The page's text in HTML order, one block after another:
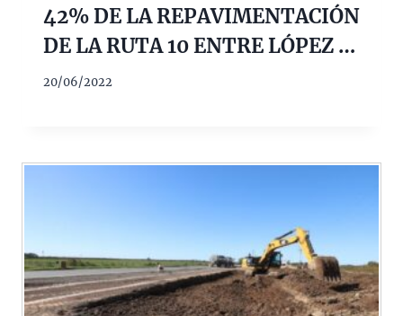
42% DE LA REPAVIMENTACIÓN
DE LA RUTA 10 ENTRE LÓPEZ Y
SANTA CLARA DE BUENA VISTA
20/06/2022